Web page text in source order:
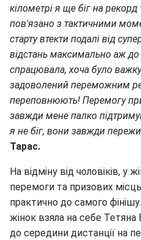
кілометрі я ще біг на
пов'язано з тактичними
старту втекти подалі від
відстань максимально аж до
спрацювала, хоча було
задоволений переможним
переповнюють! Перемогу
завжди мене палко
я не біг, вони завжди
Тарас.
На відміну від чоловіків, у
перемоги та призових
практично до самого
жінок взяла на себе
до середини дистанції на